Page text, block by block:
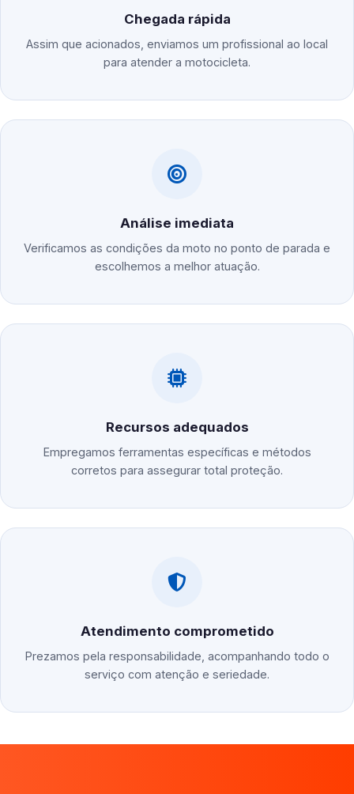
Chegada rápida
Assim que acionados, enviamos um profissional ao local
para atender a motocicleta.
Análise imediata
Verificamos as condições da moto no ponto de parada e
escolhemos a melhor atuação.
Recursos adequados
Empregamos ferramentas específicas e métodos
corretos para assegurar total proteção.
Atendimento comprometido
Prezamos pela responsabilidade, acompanhando todo o
serviço com atenção e seriedade.